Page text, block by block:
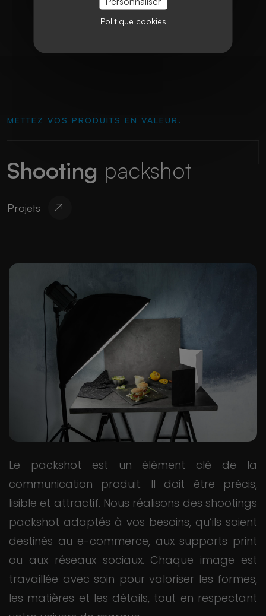
METTEZ VOS PRODUITS EN VALEUR.
Shooting packshot
Projets
Le packshot est un élément clé de la
communication produit. Il doit être précis,
lisible et attractif. Nous réalisons des shootings
packshot adaptés à vos besoins, qu’ils soient
destinés au e-commerce, aux supports print
ou aux réseaux sociaux. Chaque image est
travaillée avec soin pour valoriser les formes,
les matières et les détails, tout en respectant
Politique cookies